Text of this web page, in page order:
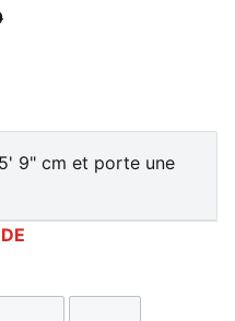
9" cm et porte une